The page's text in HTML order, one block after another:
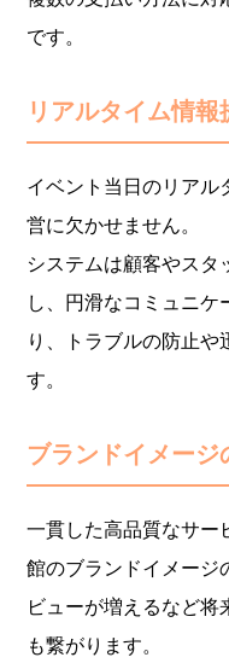
です。
リアルタイム情報
イベント当日のリアル
営に欠かせません。
システムは顧客やスタ
し、円滑なコミュニケ
り、トラブルの防止や
す。
ブランドイメージ
一貫した高品質なサー
館のブランドイメージ
ビューが増えるなど将
も繋がります。